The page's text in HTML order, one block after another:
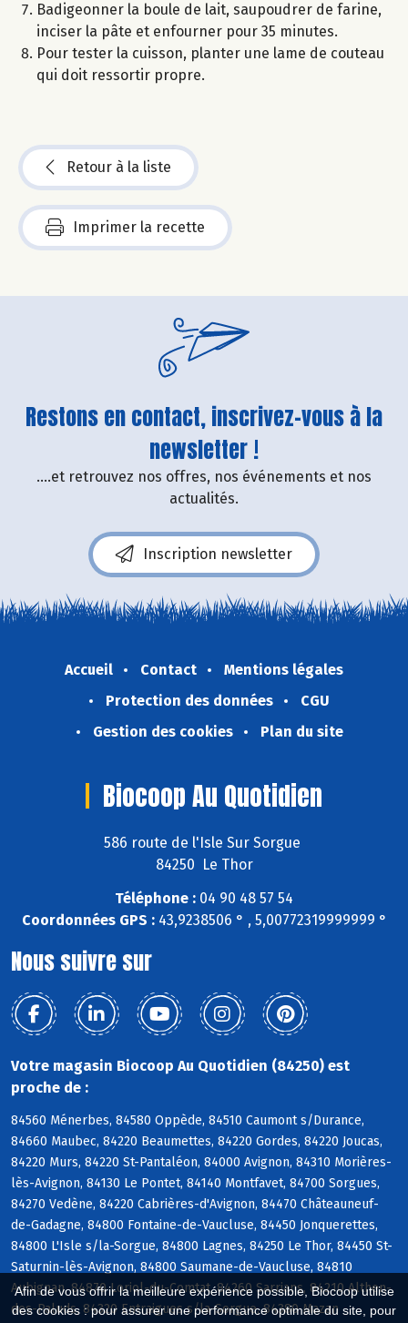
Afin de vous offrir la meilleure expérience possible, Biocoop utilise
des cookies : pour assurer une performance optimale du site, pour
Badigeonner la boule de lait, saupoudrer de farine,
inciser la pâte et enfourner pour 35 minutes.
Pour tester la cuisson, planter une lame de couteau
qui doit ressortir propre.
Retour à la liste
Imprimer la recette
Restons en contact, inscrivez-vous à la
newsletter !
....et retrouvez nos offres, nos événements et nos
actualités.
Inscription newsletter
Accueil Contact
Mentions légales
Protection des données
CGU
Gestion des cookies
Plan du site
Biocoop Au Quotidien
586 route de l'Isle Sur Sorgue
84250 Le Thor
Téléphone : 04 90 48 57 54
Coordonnées GPS :43,9238506 ° , 5,00772319999999 °
Nous suivre sur
Votre magasin Biocoop Au Quotidien (84250) est
proche de :
84560 Ménerbes, 84580 Oppède, 84510 Caumont s/Durance,
84660 Maubec, 84220 Beaumettes, 84220 Gordes, 84220 Joucas,
84220 Murs, 84220 St-Pantaléon, 84000 Avignon, 84310 Morières-
lès-Avignon, 84130 Le Pontet, 84140 Montfavet, 84700 Sorgues,
84270 Vedène, 84220 Cabrières-d'Avignon, 84470 Châteauneuf-
de-Gadagne, 84800 Fontaine-de-Vaucluse, 84450 Jonquerettes,
84800 L'Isle s/la-Sorgue, 84800 Lagnes, 84250 Le Thor, 84450 St-
Saturnin-lès-Avignon, 84800 Saumane-de-Vaucluse, 84810
Aubignan, 84870 Loriol-du-Comtat, 84260 Sarrians, 84210 Althen-
des-Paluds, 84320 Entraigues s/la-Sorgue, 84380 Mazan